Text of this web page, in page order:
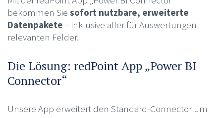
bekommen Sie sofort nutzbare, erweiterte
Datenpakete – inklusive aller für Auswertungen
relevanten Felder.
Die Lösung: redPoint App „Power BI
Connector“
Unsere App erweitert den Standard-Connector um